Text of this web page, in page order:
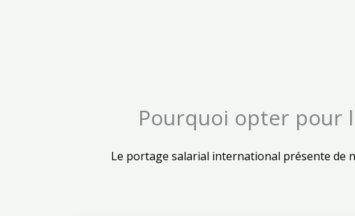
Pourquoi opter pour
Le portage salarial international présente de